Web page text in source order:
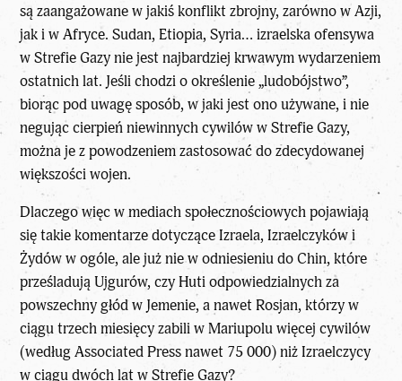
są zaangażowane w jakiś konflikt zbrojny, zarówno w Azji,
jak i w Afryce. Sudan, Etiopia, Syria… izraelska ofensywa
w Strefie Gazy nie jest najbardziej krwawym wydarzeniem
ostatnich lat. Jeśli chodzi o określenie „ludobójstwo”,
biorąc pod uwagę sposób, w jaki jest ono używane, i nie
negując cierpień niewinnych cywilów w Strefie Gazy,
można je z powodzeniem zastosować do zdecydowanej
większości wojen.
Dlaczego więc w mediach społecznościowych pojawiają
się takie komentarze dotyczące Izraela, Izraelczyków i
Żydów w ogóle, ale już nie w odniesieniu do Chin, które
prześladują Ujgurów, czy Huti odpowiedzialnych za
powszechny głód w Jemenie, a nawet Rosjan, którzy w
ciągu trzech miesięcy zabili w Mariupolu więcej cywilów
(według Associated Press nawet 75 000) niż Izraelczycy
w ciągu dwóch lat w Strefie Gazy?